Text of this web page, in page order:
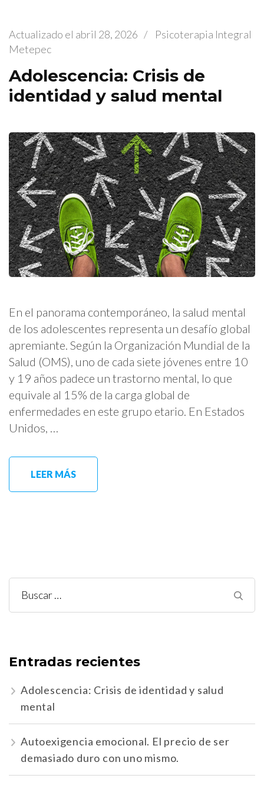
Actualizado el abril 28, 2026 /
Psicoterapia Integral
Metepec
Adolescencia: Crisis de
identidad y salud mental
En el panorama contemporáneo, la salud mental
de los adolescentes representa un desafío global
apremiante. Según la Organización Mundial de la
Salud (OMS), uno de cada siete jóvenes entre 10
y 19 años padece un trastorno mental, lo que
equivale al 15% de la carga global de
enfermedades en este grupo etario. En Estados
Unidos, …
LEER MÁS
Buscar:
Entradas recientes
Adolescencia: Crisis de identidad y salud
mental
Autoexigencia emocional. El precio de ser
demasiado duro con uno mismo.